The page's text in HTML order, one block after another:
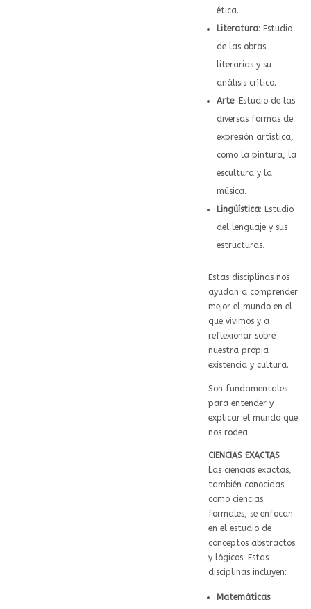
ética.
Literatura: Estudio
de las obras
literarias y su
análisis crítico.
Arte: Estudio de las
diversas formas de
expresión artística,
como la pintura, la
escultura y la
música.
Lingüística: Estudio
del lenguaje y sus
estructuras.
Estas disciplinas nos
ayudan a comprender
mejor el mundo en el
que vivimos y a
reflexionar sobre
nuestra propia
existencia y cultura.
Son fundamentales
para entender y
explicar el mundo que
nos rodea.
CIENCIAS EXACTAS
Las ciencias exactas,
también conocidas
como ciencias
formales, se enfocan
en el estudio de
conceptos abstractos
y lógicos. Estas
disciplinas incluyen:
Matemáticas: